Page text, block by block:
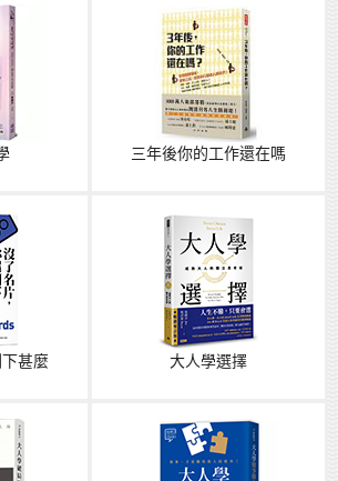
三年後你的工作還在嗎
甚麼 大人學選擇